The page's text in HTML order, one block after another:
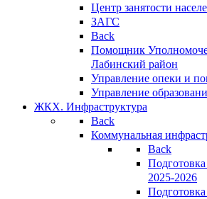
Центр занятости
ЗАГС
Back
Помощник
Лабинский район
Управление опеки и
Управление
ЖКХ. Инфраструктура
Back
Коммунальная
Back
2025-2026